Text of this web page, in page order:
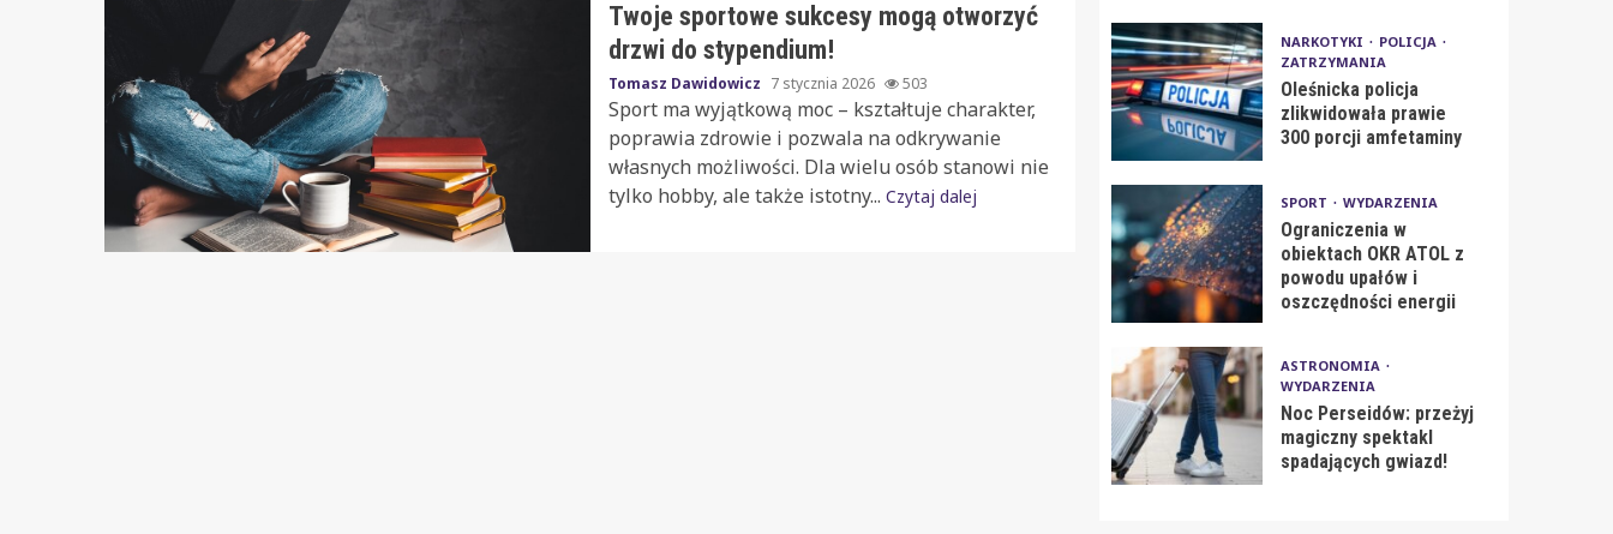
Twoje sportowe sukcesy mogą otworzyć
drzwi do stypendium!
Tomasz Dawidowicz 7 stycznia 2026 503
Sport ma wyjątkową moc – kształtuje charakter,
poprawia zdrowie i pozwala na odkrywanie
własnych możliwości. Dla wielu osób stanowi nie
tylko hobby, ale także istotny... Czytaj dalej
NARKOTYKI
POLICJA
ZATRZYMANIA
Oleśnicka policja
zlikwidowała prawie
300 porcji amfetaminy
SPORT WYDARZENIA
Ograniczenia w
obiektach OKR ATOL z
powodu upałów i
oszczędności energii
ASTRONOMIA
WYDARZENIA
Noc Perseidów: przeżyj
magiczny spektakl
spadających gwiazd!